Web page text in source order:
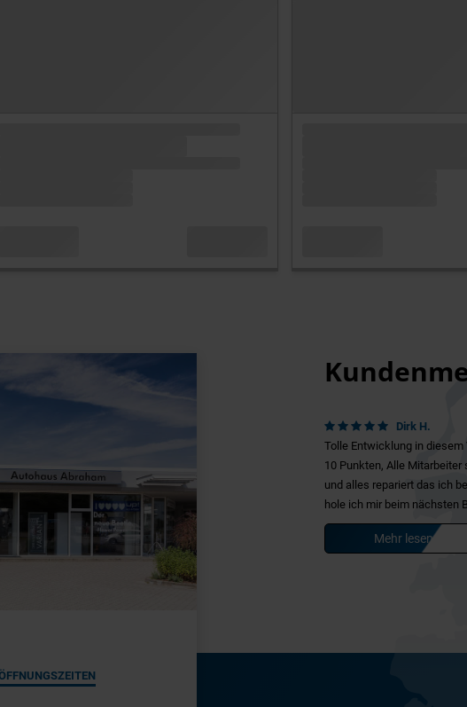
Dirk H.
Tolle Entwicklung in diesem
10 Punkten, Alle
und alles repariert das ich
hole ich mir beim nächsten
Mehr lesen